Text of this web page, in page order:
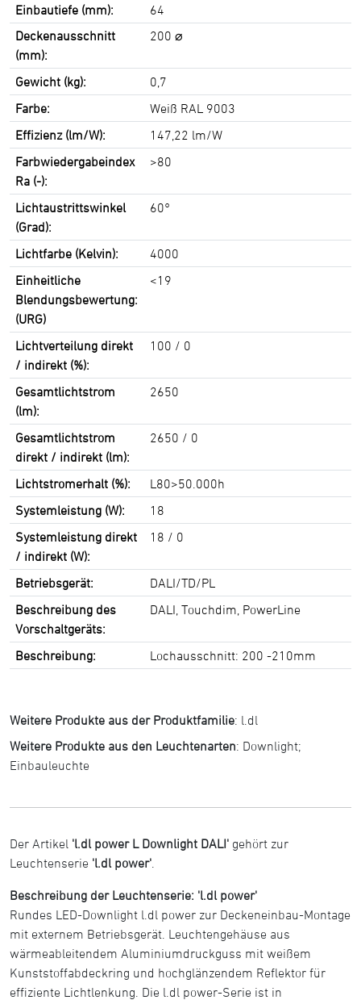
Einbautiefe (mm):
64
Deckenausschnitt
(mm):
200 ⌀
Gewicht (kg):
0,7
Farbe:
Weiß RAL 9003
Effizienz (lm/W):
147,22 lm/W
Farbwiedergabeindex
Ra (-):
>80
Lichtaustrittswinkel
(Grad):
60°
Lichtfarbe (Kelvin):
4000
Einheitliche
Blendungsbewertung:
(URG)
<19
Lichtverteilung direkt
/ indirekt (%):
100 / 0
Gesamtlichtstrom
(lm):
2650
Gesamtlichtstrom
direkt / indirekt (lm):
2650 / 0
Lichtstromerhalt (%):
L80>50.000h
Systemleistung (W):
18
Systemleistung direkt
/ indirekt (W):
18 / 0
Betriebsgerät:
DALI/TD/PL
Beschreibung des
Vorschaltgeräts:
DALI, Touchdim, PowerLine
Beschreibung: Lochausschnitt: 200 -210mm
Weitere Produkte aus der Produktfamilie: l.dl
Weitere Produkte aus den Leuchtenarten: Downlight;
Einbauleuchte
Der Artikel 'l.dl power L Downlight DALI' gehört zur
Leuchtenserie 'l.dl power'
Beschreibung der Leuchtenserie: 'l.dl power'
Rundes LED-Downlight l.dl power zur Deckeneinbau-Montage
mit externem Betriebsgerät. Leuchtengehäuse aus
wärmeableitendem Aluminiumdruckguss mit weißem
Kunststoffabdeckring und hochglänzendem Reflektor für
effiziente Lichtlenkung. Die l.dl power-Serie ist in